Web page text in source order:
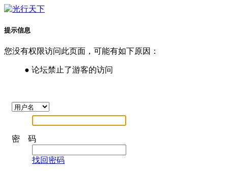
提示信息
您没有权限访问此页面，可能有如下原因：
● 论坛禁止了游客的访问
密 码
找回密码